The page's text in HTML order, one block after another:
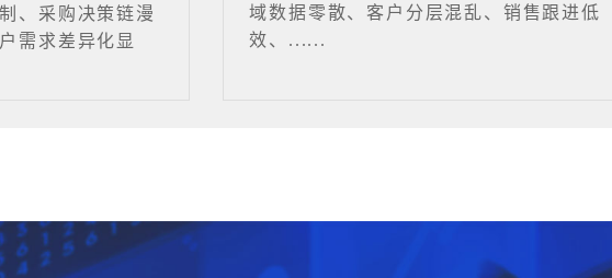
、采购决策链漫
需求差异化显
域数据零散、客户分层混乱、销售跟进低
效、......